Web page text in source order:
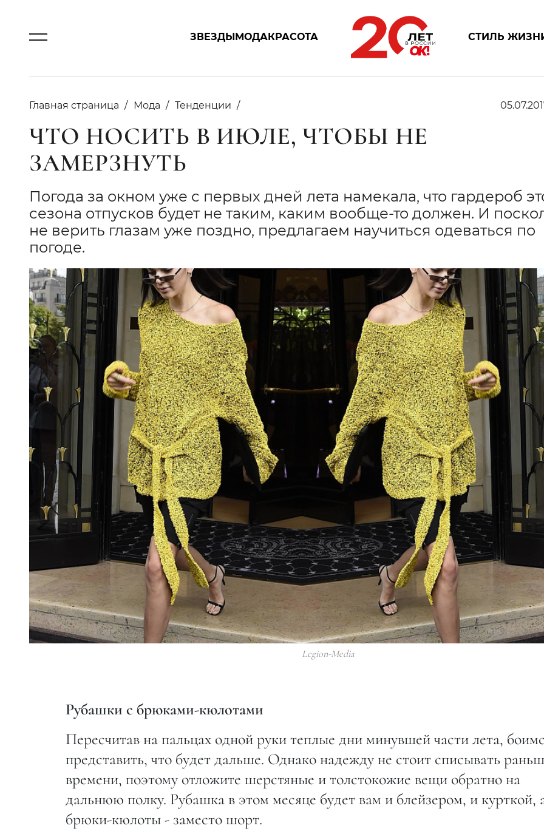
ЗВЕЗДЫМОДАКРАСОТА СТИЛЬ
Главная страница Мода Тенденции
ЧТО НОСИТЬ В ИЮЛЕ, ЧТОБЫ НЕ
ЗАМЕРЗНУТЬ
Погода за окном уже с первых дней лета намекала, что гардероб
сезона отпусков будет не таким, каким вообще-то должен. И
не верить глазам уже поздно, предлагаем научиться одеваться по
погоде.
Legion-Media
Рубашки с брюками-кюлотами
Пересчитав на пальцах одной руки теплые дни минувшей части лета,
представить, что будет дальше. Однако надежду не стоит списывать
времени, поэтому отложите шерстяные и толстокожие вещи обратно на
дальнюю полку. Рубашка в этом месяце будет вам и блейзером, и курткой,
брюки-кюлоты - заместо шорт.